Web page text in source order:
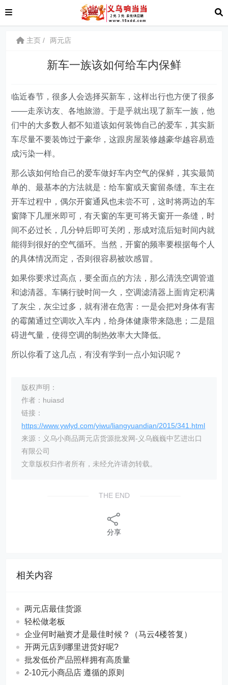
主页 两元店
新车一族该如何给车内保鲜
临近春节，很多人会选择买新车，这样出行也方便了很多
——走亲访友、各地旅游。于是乎就出现了新车一族，他
们中的大多数人都不知道该如何装饰自己的爱车，其实新
车尽量不要装饰过于豪华，这跟房屋装修越豪华越容易造
成污染一样。
那么该如何给自己的爱车做好车内空气的保鲜，其实最简
单的、最基本的方法就是：给车窗或天窗留条缝。车主在
开车过程中，偶尔开窗通风也未尝不可，这时将两边的车
窗降下几厘米即可，有天窗的车更可将天窗开一条缝，时
间不必过长，几分钟后即可关闭，形成对流后短时间内就
能得到很好的空气循环。当然，开窗的频率要根据每个人
的具体情况而定，否则很容易被吹感冒。
如果你要求过高点，要全面点的方法，那么清洗空调管道
和滤清器。车辆行驶时间一久，空调滤清器上面肯定积满
了灰尘，灰尘过多，就有潜在危害：一是会把对身体有害
的霉菌通过空调吹入车内，给身体健康带来隐患；二是阻
碍进气量，使得空调的制热效率大大降低。
所以你看了这几点，有没有学到一点小知识呢？
版权声明：
作者：huiasd
链接：
https://www.ywlyd.com/yiwu/liangyuandian/2015/341.html
来源：义乌小商品两元店货源批发网-义乌巍巍中艺进出口
有限公司
文章版权归作者所有，未经允许请勿转载。
THE END
分享
相关内容
两元店最佳货源
轻松做老板
企业何时融资才是最佳时候？（马云4楼答复）
开两元店到哪里进货好呢?
批发低价产品照样拥有高质量
2-10元小商品店 遵循的原则